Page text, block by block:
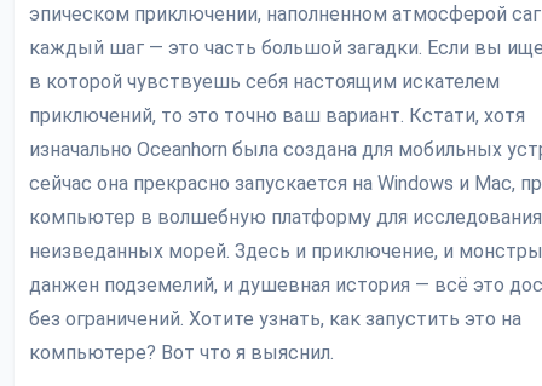
эпическом приключении, наполненном атмосферой
каждый шаг — это часть большой загадки. Если вы
в которой чувствуешь себя настоящим искателем
приключений, то это точно ваш вариант. Кстати, хотя
изначально Oceanhorn была создана для мобильных
сейчас она прекрасно запускается на Windows и Mac,
компьютер в волшебную платформу для исследования
неизведанных морей. Здесь и приключение, и
данжен подземелий, и душевная история — всё это
без ограничений. Хотите узнать, как запустить это на
компьютере? Вот что я выяснил.